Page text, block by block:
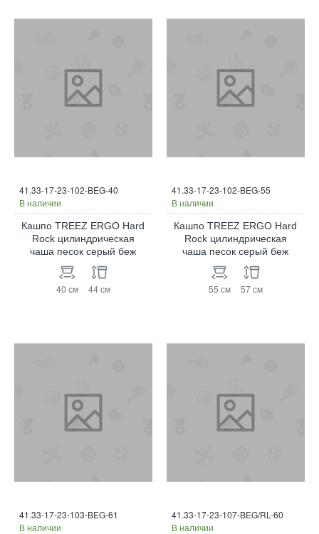
41.33-17-23-102-BEG-40
В наличии
Кашпо TREEZ ERGO Hard
Rock цилиндрическая
чаша песок серый беж
40 см 44 см
41.33-17-23-102-BEG-55
В наличии
Кашпо TREEZ ERGO Hard
Rock цилиндрическая
чаша песок серый беж
55 см 57 см
41.33-17-23-103-BEG-61
В наличии
41.33-17-23-107-BEG/RL-60
В наличии